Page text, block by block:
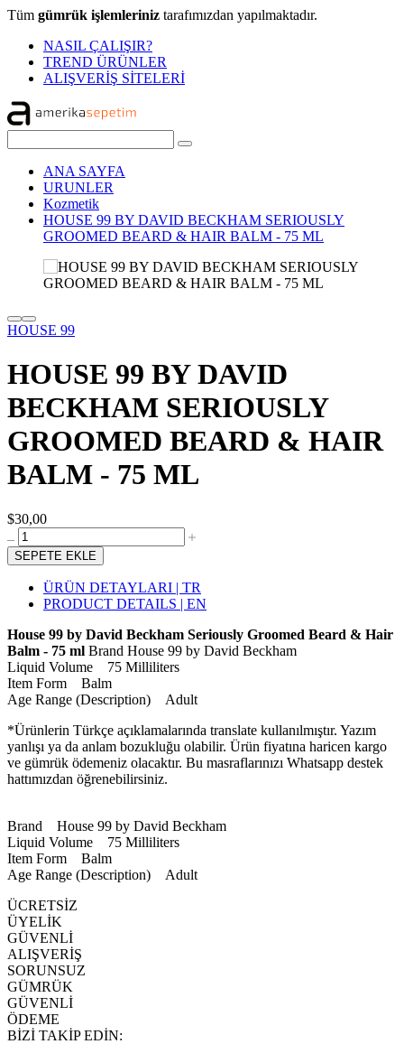
Tüm gümrük işlemleriniz tarafımızdan yapılmaktadır.
NASIL ÇALIŞIR?
TREND ÜRÜNLER
ALIŞVERİŞ SİTELERİ
ANA SAYFA
URUNLER
Kozmetik
HOUSE 99 BY DAVID BECKHAM SERIOUSLY
GROOMED BEARD & HAIR BALM - 75 ML
HOUSE 99
HOUSE 99 BY DAVID
BECKHAM SERIOUSLY
GROOMED BEARD & HAIR
BALM - 75 ML
$30,00
SEPETE EKLE
ÜRÜN DETAYLARI | TR
PRODUCT DETAILS | EN
House 99 by David Beckham Seriously Groomed Beard & Hair
Balm - 75 ml Brand House 99 by David Beckham
Liquid Volume 75 Milliliters
Item Form Balm
Age Range (Description) Adult
*Ürünlerin Türkçe açıklamalarında translate kullanılmıştır. Yazım
yanlışı ya da anlam bozukluğu olabilir. Ürün fiyatına haricen kargo
ve gümrük ödemeniz olacaktır. Bu masraflarınızı Whatsapp destek
hattımızdan öğrenebilirsiniz.
Brand House 99 by David Beckham
Liquid Volume 75 Milliliters
Item Form Balm
Age Range (Description) Adult
ÜCRETSİZ
ÜYELİK
GÜVENLİ
ALIŞVERİŞ
SORUNSUZ
GÜMRÜK
GÜVENLİ
ÖDEME
BİZİ TAKİP EDİN: